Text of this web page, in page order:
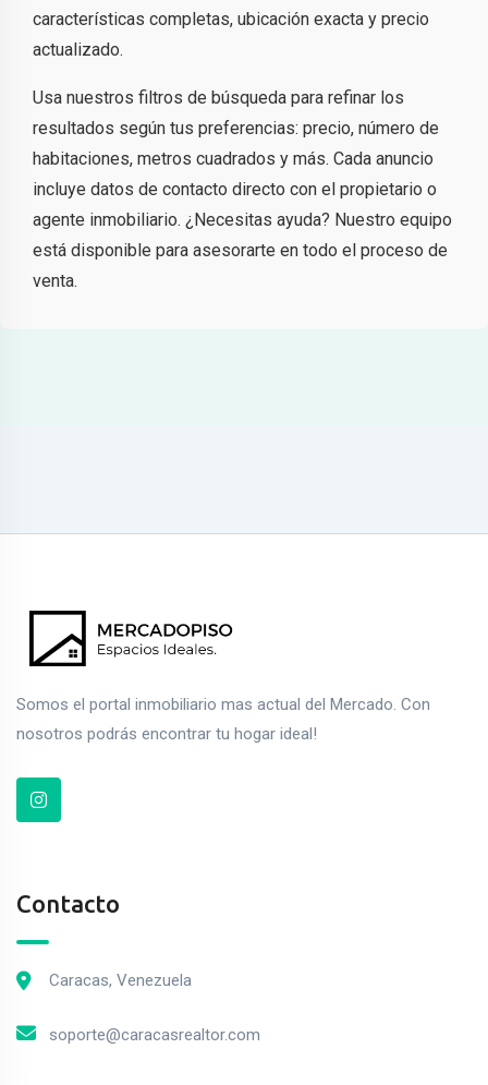
características completas, ubicación exacta y precio
actualizado.
Usa nuestros filtros de búsqueda para refinar los
resultados según tus preferencias: precio, número de
habitaciones, metros cuadrados y más. Cada anuncio
incluye datos de contacto directo con el propietario o
agente inmobiliario. ¿Necesitas ayuda? Nuestro equipo
está disponible para asesorarte en todo el proceso de
venta.
Somos el portal inmobiliario mas actual del Mercado. Con
nosotros podrás encontrar tu hogar ideal!
Contacto
Caracas, Venezuela
soporte@caracasrealtor.com